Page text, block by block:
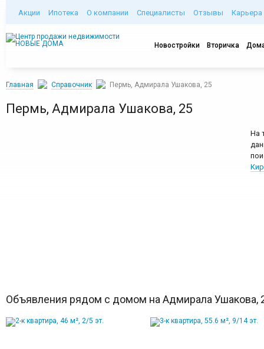
Акции Ипотека О компании Специалисты Отзывы Карьера
Новостройки Вторичка
Главная Справочник Пермь, Адмирала Ушакова, 25
Пермь, Адмирала Ушакова, 25
На
Объявления рядом с домом на Адмирала Ушакова,